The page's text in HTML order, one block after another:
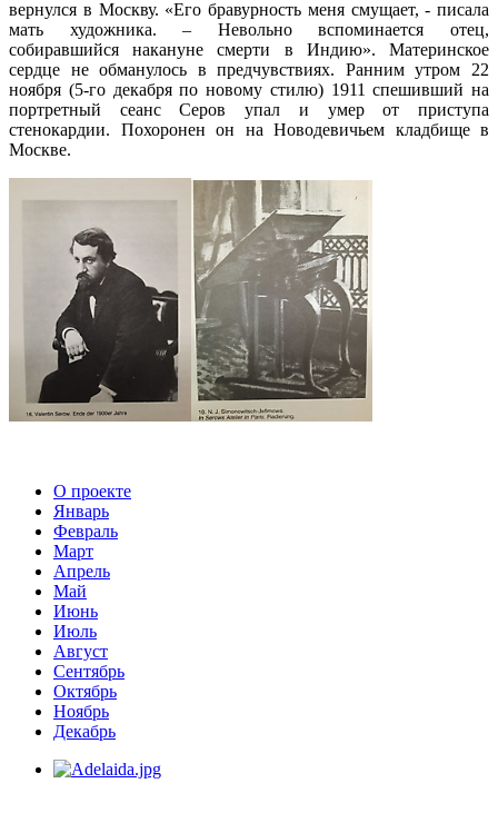
вернулся в Москву. «Его бравурность меня смущает, - писала
мать художника. – Невольно вспоминается отец,
собиравшийся накануне смерти в Индию». Материнское
сердце не обманулось в предчувствиях. Ранним утром 22
ноября (5-го декабря по новому стилю) 1911 спешивший на
портретный сеанс Серов упал и умер от приступа
стенокардии. Похоронен он на Новодевичьем кладбище в
Москве.
О проекте
Январь
Февраль
Март
Апрель
Май
Июнь
Июль
Август
Сентябрь
Октябрь
Ноябрь
Декабрь